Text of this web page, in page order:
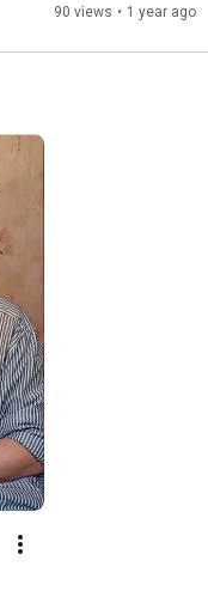
чтобы получать
90 views • 1 year ago